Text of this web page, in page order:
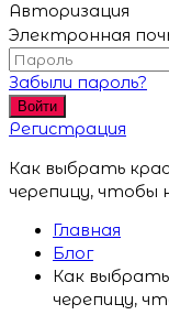
Авторизация
Электронная
Забыли пароль?
Войти
Регистрация
Как выбрать
черепицу, чтобы
Главная
Блог
Как
черепицу,